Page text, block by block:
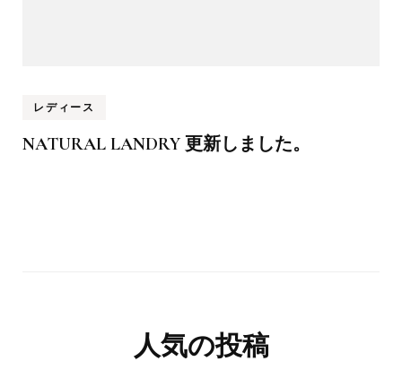
レディース
NATURAL LANDRY 更新しました。
人気の投稿